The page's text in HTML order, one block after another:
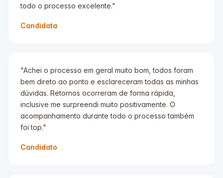
todo o processo excelente."
Candidata
"Achei o processo em geral muito bom, todos foram
bem direto ao ponto e esclareceram todas as minhas
dúvidas. Retornos ocorreram de forma rápida,
inclusive me surpreendi muito positivamente. O
acompanhamento durante todo o processo também
foi top."
Candidato